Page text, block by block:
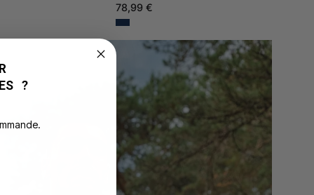
78,99 €
?